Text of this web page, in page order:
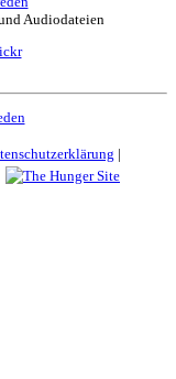
Audiodateien
|